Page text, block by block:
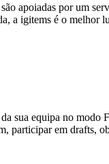
apoiadas por um
a igitems é o melhor
sua equipa no modo
participar em drafts,